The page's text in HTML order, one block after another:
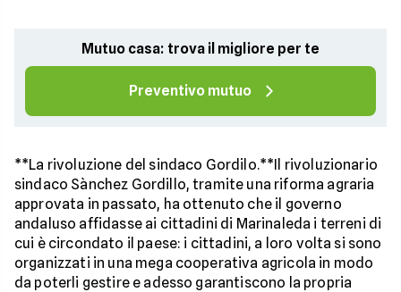
Mutuo casa: trova il migliore per te
Preventivo mutuo
**La rivoluzione del sindaco Gordilo.**Il rivoluzionario
sindaco Sànchez Gordillo, tramite una riforma agraria
approvata in passato, ha ottenuto che il governo
andaluso affidasse ai cittadini di Marinaleda i terreni di
cui è circondato il paese: i cittadini, a loro volta si sono
organizzati in una mega cooperativa agricola in modo
da poterli gestire e adesso garantiscono la propria